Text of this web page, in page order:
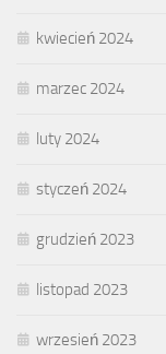
kwiecień 2024
marzec 2024
luty 2024
styczeń 2024
grudzień 2023
listopad 2023
wrzesień 2023